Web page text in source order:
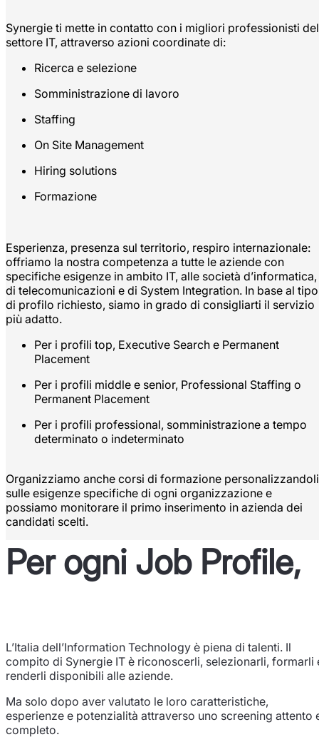
Synergie ti mette in contatto con i migliori professionisti del
settore IT, attraverso azioni coordinate di:
Ricerca e selezione
Somministrazione di lavoro
Staffing
On Site Management
Hiring solutions
Formazione
Esperienza, presenza sul territorio, respiro internazionale:
offriamo la nostra competenza a tutte le aziende con
specifiche esigenze in ambito IT, alle società d’informatica,
di telecomunicazioni e di System Integration. In base al tipo
di profilo richiesto, siamo in grado di consigliarti il servizio
più adatto.
Per i profili top, Executive Search e Permanent
Placement
Per i profili middle e senior, Professional Staffing o
Permanent Placement
Per i profili professional, somministrazione a tempo
determinato o indeterminato
Organizziamo anche corsi di formazione personalizzandoli
sulle esigenze specifiche di ogni organizzazione e
possiamo monitorare il primo inserimento in azienda dei
candidati scelti.
Per ogni Job Profile,
L’Italia dell’Information Technology è piena di talenti. Il
compito di Synergie IT è riconoscerli, selezionarli, formarli
renderli disponibili alle aziende.
Ma solo dopo aver valutato le loro caratteristiche,
esperienze e potenzialità attraverso uno screening attento
completo.